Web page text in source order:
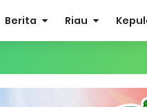
Berita Riau
Auh, Polsek dan